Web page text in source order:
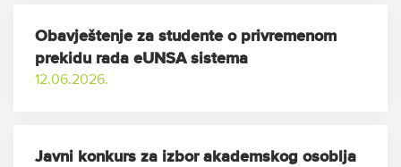
Obavještenje za studente o privremenom
prekidu rada eUNSA sistema
12.06.2026.
Javni konkurs za izbor akademskog osoblja